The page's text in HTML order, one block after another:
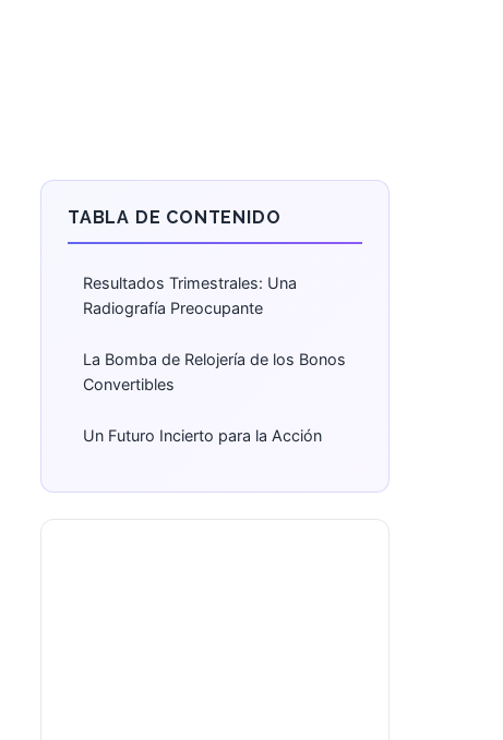
TABLA DE CONTENIDO
Resultados Trimestrales: Una
Radiografía Preocupante
La Bomba de Relojería de los Bonos
Convertibles
Un Futuro Incierto para la Acción